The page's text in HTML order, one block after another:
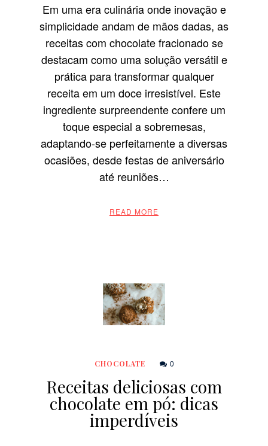
Em uma era culinária onde inovação e
simplicidade andam de mãos dadas, as
receitas com chocolate fracionado se
destacam como uma solução versátil e
prática para transformar qualquer
receita em um doce irresistível. Este
ingrediente surpreendente confere um
toque especial a sobremesas,
adaptando-se perfeitamente a diversas
ocasiões, desde festas de aniversário
até reuniões…
READ MORE
CHOCOLATE 0
Receitas deliciosas com
chocolate em pó: dicas
imperdíveis